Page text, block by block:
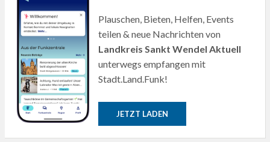
Plauschen, Bieten, Helfen, Events
teilen & neue Nachrichten von
Landkreis Sankt Wendel Aktuell
unterwegs empfangen mit
Stadt.Land.Funk!
JETZT LADEN